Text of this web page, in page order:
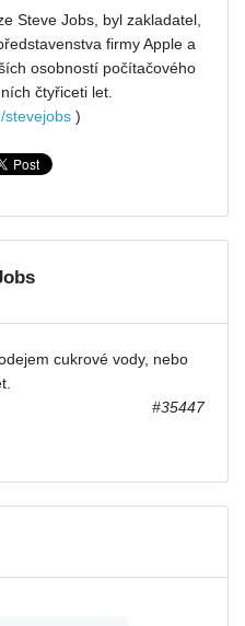
Steve Jobs, byl zakladatel,
firmy Apple a
osobností počítačového
čtyřiceti let.
stevejobs )
cukrové vody, nebo
#35447